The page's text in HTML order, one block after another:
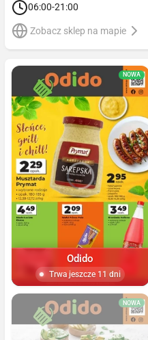
06:00-21:00
Zobacz sklep na mapie
NOWA
Odido
Trwa jeszcze 11 dni
NOWA